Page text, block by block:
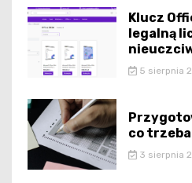
Klucz
legalną
5 sierpnia
co
3 sierpnia